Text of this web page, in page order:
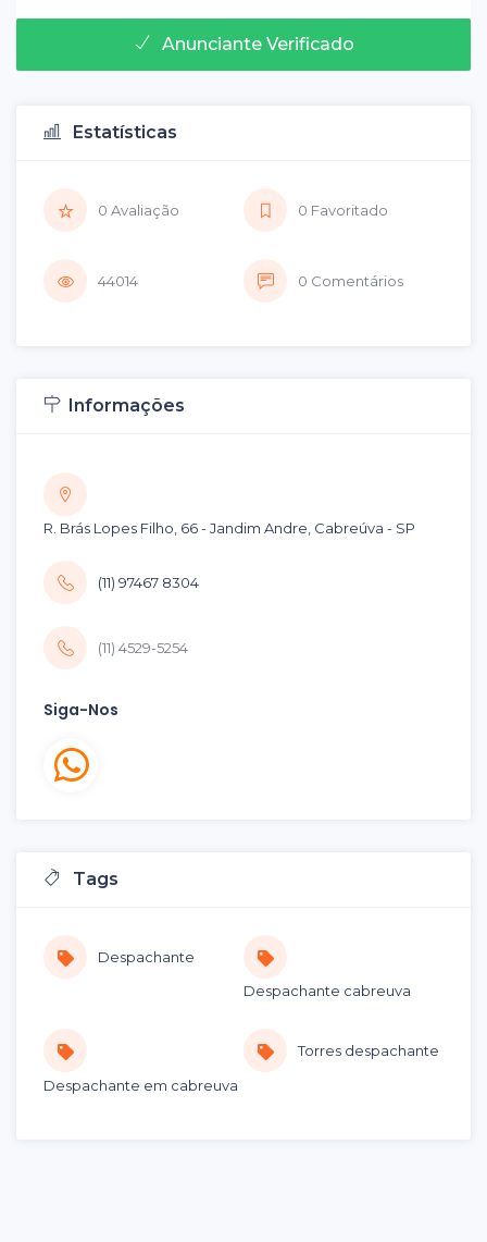
Anunciante Verificado
Estatísticas
0 Avaliação 0 Favoritado
44014 0 Comentários
Informações
R. Brás Lopes Filho, 66 - Jandim Andre, Cabreúva - SP
(11) 97467 8304
(11) 4529-5254
Siga-Nos
Tags
Despachante
Despachante cabreuva
Despachante em cabreuva
Torres despachante